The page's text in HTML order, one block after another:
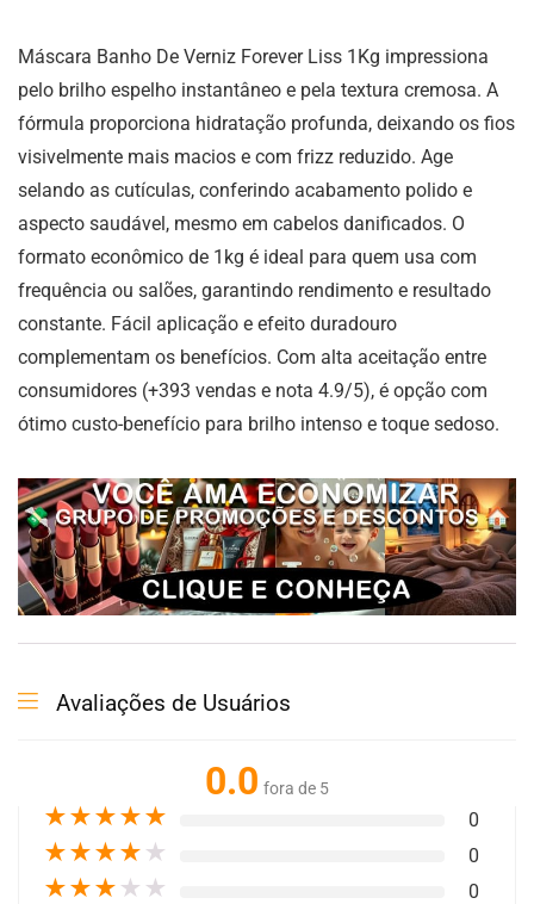
Máscara Banho De Verniz Forever Liss 1Kg impressiona
pelo brilho espelho instantâneo e pela textura cremosa. A
fórmula proporciona hidratação profunda, deixando os fios
visivelmente mais macios e com frizz reduzido. Age
selando as cutículas, conferindo acabamento polido e
aspecto saudável, mesmo em cabelos danificados. O
formato econômico de 1kg é ideal para quem usa com
frequência ou salões, garantindo rendimento e resultado
constante. Fácil aplicação e efeito duradouro
complementam os benefícios. Com alta aceitação entre
consumidores (+393 vendas e nota 4.9/5), é opção com
ótimo custo-benefício para brilho intenso e toque sedoso.
Avaliações de Usuários
0.0 fora de 5
★★★★★ 0
★★★★ ★ 0
★★★ ★ ★ 0